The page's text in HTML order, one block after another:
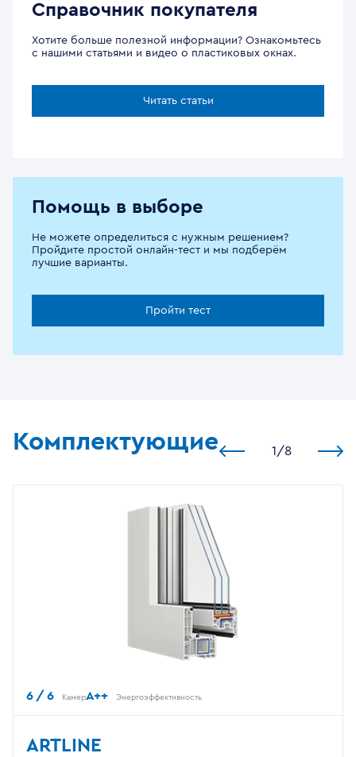
Справочник покупателя
Хотите больше полезной информации? Ознакомьтесь
с нашими статьями и видео о пластиковых окнах.
Читать статьи
Помощь в выборе
Не можете определиться с нужным решением?
Пройдите простой онлайн-тест и мы подберём
лучшие варианты.
Пройти тест
Комплектующие 1 /8
6 / 6 КамерA++ Энергоэффективность
ARTLINE